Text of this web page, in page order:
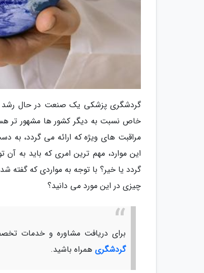
گردشگری پزشکی یک صنعت در حال رشد
خاص نسبت به دیگر کشور ها مشهور تر
مراقبت های ویژه که ارائه می گردد، به
این موارد، مهم ترین امری که باید به
گردد یا خیر؟ با توجه به مواردی که گفته
چیزی در این مورد می دانید؟
برای دریافت مشاوره و خدمات
گردشگری همراه باشید.